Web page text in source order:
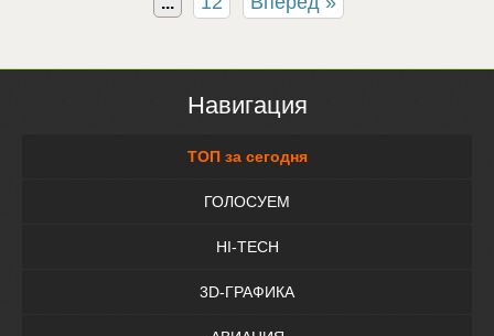
Навигация
ТОП за сегодня
ГОЛОСУЕМ
HI-TECH
3D-ГРАФИКА